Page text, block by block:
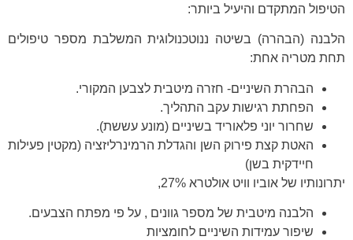
הטיפול המתקדם והיעיל ביותר:
הלבנה (הבהרה) בשיטה ננוטכנולוגית המשלבת מספר טיפולים
תחת מטריה אחת:
הבהרת השיניים- חזרה מיטבית לצבען המקורי.
הפחתת רגישות עקב התהליך.
שחרור יוני פלאוריד בשיניים (מונע עששת).
האטת קצת פירוק השן והגדלת הרמינרליזציה (מקטין פעילות
חיידקית בשן)
יתרונותיו של אוביו וויט אולטרא 27%,
הלבנה מיטבית של מספר גוונים , על פי מפתח הצבעים.
שיפור עמידות השיניים לחומציות